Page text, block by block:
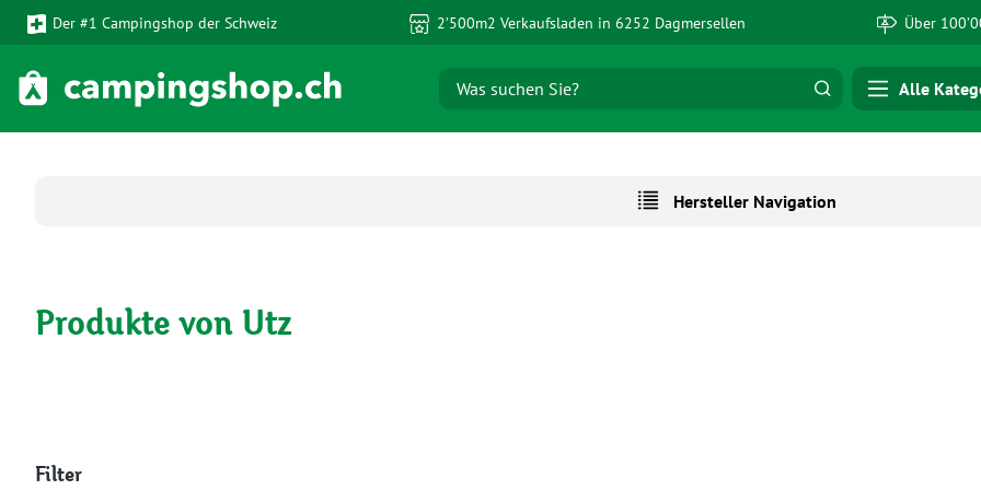
Hauptinhalt springen
Zur Suche springen
Zur Hauptnavigation springen
Der #1 Campingshop der Schweiz 2’500m2 Verkaufsladen in 6252 Dagmersellen Über
Alle
Hersteller Navigation
Produkte von Utz
Filter